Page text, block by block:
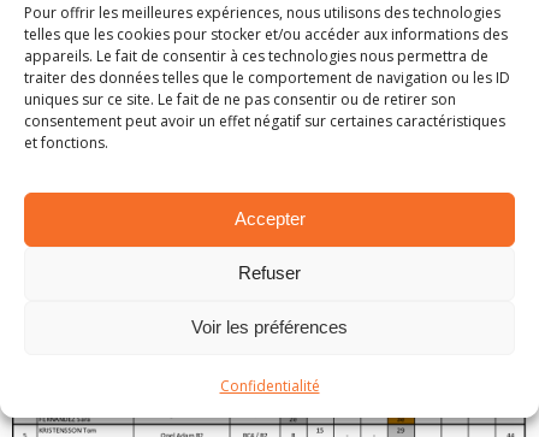
Pour offrir les meilleures expériences, nous utilisons des technologies
telles que les cookies pour stocker et/ou accéder aux informations des
appareils. Le fait de consentir à ces technologies nous permettra de
traiter des données telles que le comportement de navigation ou les ID
uniques sur ce site. Le fait de ne pas consentir ou de retirer son
consentement peut avoir un effet négatif sur certaines caractéristiques
et fonctions.
Accepter
Refuser
Voir les préférences
Confidentialité
Sur la plus petite marche du podium, Emma
Falcon est, à présent, sous la menace directe
d’Effren Llarena qui ne compte plus que 5 points
de retard.
Kristensson grimpe au cinquième rang à 10
points d’une place aux portes du top 3.